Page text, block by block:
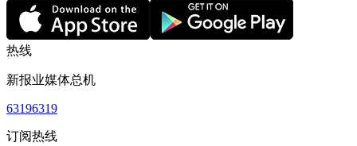
热线
新报业媒体总机
63196319
订阅热线